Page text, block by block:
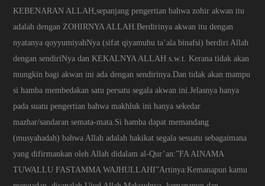
KEBENARAN ALLAH,sepanjang pengertian bahwa zohir akwan itu
adalah dengan ZOHIRNYA ALLAH.Berdirinya akwan itu dengan
nyatanya qoyyumiyahNya (sifat qiyamuhu ta’ala binafsi) berdiri Allah
dengan sendiriNya dan KEKALNYA ALLAH s.w.t. Kerana tidak akan
mungkin bagi akwan ini ada dengan sendirinya.Dan tidak akan mampu
si hamba membedakan satu persatu segala akwan ini.Jelasnya hanya
pada suatu pengertian bahwa makhluk ini hanya sekedar
mazhar/sandaran semata-mata.Si hamba dapat memandang
(musyahadah) bahwa Allah adalah hakikat segala sesuatu sebagaimana
yang difirmankan oleh Allah didalam al-Qur’an:”FA AINAMA
TUWALLU FASTAMMA WAJHULLAHI”Artinya:Kemanapun kamu